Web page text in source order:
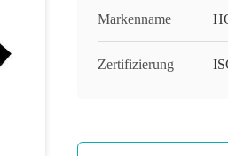
Markenname
Zertifizierung